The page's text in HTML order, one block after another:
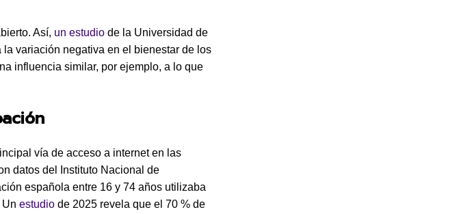
Así, un estudio de la Universidad de
variación negativa en el bienestar de los
influencia similar, por ejemplo, a lo que
vía de acceso a internet en las
datos del Instituto Nacional de
española entre 16 y 74 años utilizaba
estudio de 2025 revela que el 70 % de